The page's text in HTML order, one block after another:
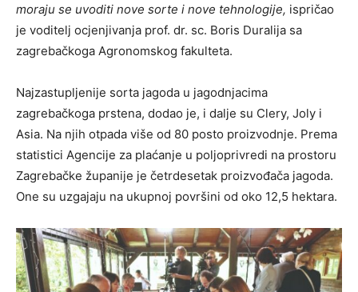
moraju se uvoditi nove sorte i nove tehnologije, ispričao
je voditelj ocjenjivanja prof. dr. sc. Boris Duralija sa
zagrebačkoga Agronomskog fakulteta.
Najzastupljenije sorta jagoda u jagodnjacima
zagrebačkoga prstena, dodao je, i dalje su Clery, Joly i
Asia. Na njih otpada više od 80 posto proizvodnje. Prema
statistici Agencije za plaćanje u poljoprivredi na prostoru
Zagrebačke županije je četrdesetak proizvođača jagoda.
One su uzgajaju na ukupnoj površini od oko 12,5 hektara.